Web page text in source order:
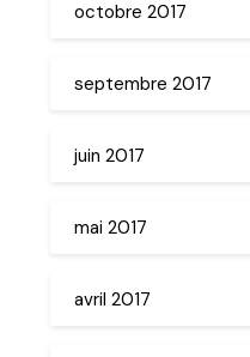
octobre 2017
septembre 2017
juin 2017
mai 2017
avril 2017